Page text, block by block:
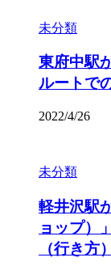
未分類
東府中駅
ルートで
2022/4/26
未分類
軽井沢駅
ョップ）
（行き方）